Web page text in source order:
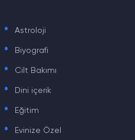
. Astroloji
. Biyografi
. Cilt Bakımı
. Dini içerik
. Eğitim
. Evinize Özel